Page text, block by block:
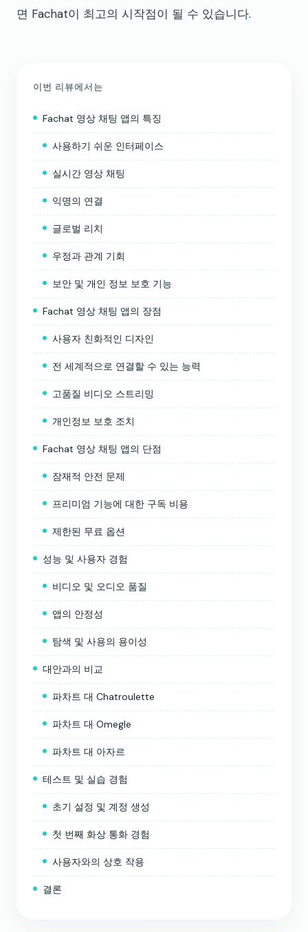
면 Fachat이 최고의 시작점이 될 수 있습니다.
이번 리뷰에서는
Fachat 영상 채팅 앱의 특징
사용하기 쉬운 인터페이스
실시간 영상 채팅
익명의 연결
글로벌 리치
우정과 관계 기회
보안 및 개인 정보 보호 기능
Fachat 영상 채팅 앱의 장점
사용자 친화적인 디자인
전 세계적으로 연결할 수 있는 능력
고품질 비디오 스트리밍
개인정보 보호 조치
Fachat 영상 채팅 앱의 단점
잠재적 안전 문제
프리미엄 기능에 대한 구독 비용
제한된 무료 옵션
성능 및 사용자 경험
비디오 및 오디오 품질
앱의 안정성
탐색 및 사용의 용이성
대안과의 비교
파차트 대 Chatroulette
파차트 대 Omegle
파차트 대 아자르
테스트 및 실습 경험
초기 설정 및 계정 생성
첫 번째 화상 통화 경험
사용자와의 상호 작용
결론